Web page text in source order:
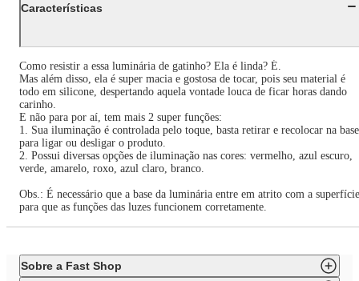
Características
Como resistir a essa luminária de gatinho? Ela é linda? É.
Mas além disso, ela é super macia e gostosa de tocar, pois seu material é
todo em silicone, despertando aquela vontade louca de ficar horas dando
carinho.
E não para por aí, tem mais 2 super funções:
1. Sua iluminação é controlada pelo toque, basta retirar e recolocar na base
para ligar ou desligar o produto.
2. Possui diversas opções de iluminação nas cores: vermelho, azul escuro,
verde, amarelo, roxo, azul claro, branco.
Obs.: É necessário que a base da luminária entre em atrito com a superfície
para que as funções das luzes funcionem corretamente.
Sobre a Fast Shop